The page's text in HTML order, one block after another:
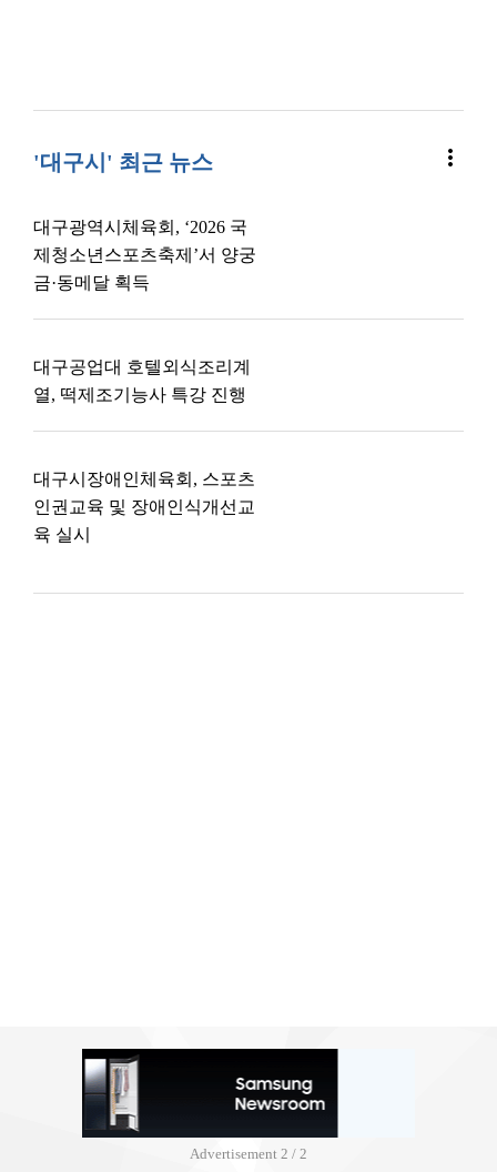
'대구시' 최근 뉴스 more_vert
대구광역시체육회, ‘2026 국
제청소년스포츠축제’서 양궁
금·동메달 획득
대구공업대 호텔외식조리계
열, 떡제조기능사 특강 진행
대구시장애인체육회, 스포츠
인권교육 및 장애인식개선교
육 실시
Advertisement 2 / 2